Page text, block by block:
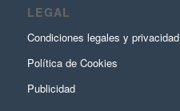
LEGAL
Condiciones legales y privacidad
Política de Cookies
Publicidad